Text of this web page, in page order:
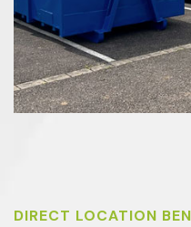
DIRECT LOCATION